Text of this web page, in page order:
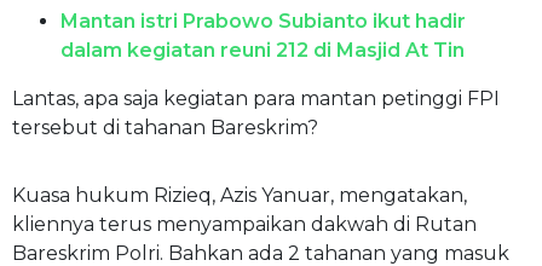
Mantan istri Prabowo Subianto ikut hadir
dalam kegiatan reuni 212 di Masjid At Tin
Lantas, apa saja kegiatan para mantan petinggi FPI
tersebut di tahanan Bareskrim?
Kuasa hukum Rizieq, Azis Yanuar, mengatakan,
kliennya terus menyampaikan dakwah di Rutan
Bareskrim Polri. Bahkan ada 2 tahanan yang masuk